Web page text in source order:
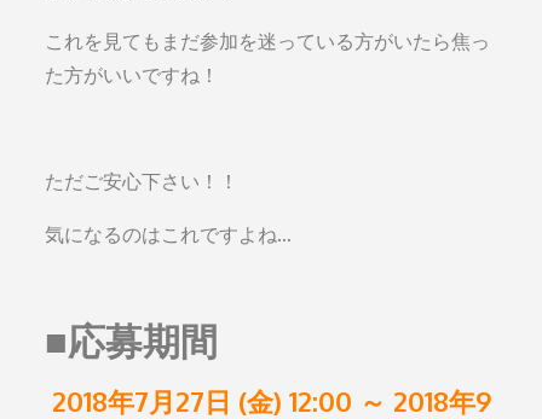
これを見てもまだ参加を迷っている方がいたら焦っ
た方がいいですね！
ただご安心下さい！！
気になるのはこれですよね…
■応募期間
2018年7月27日 (金) 12:00 ～ 2018年9